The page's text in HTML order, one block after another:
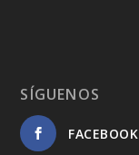
SÍGUENOS
FACEBOOK